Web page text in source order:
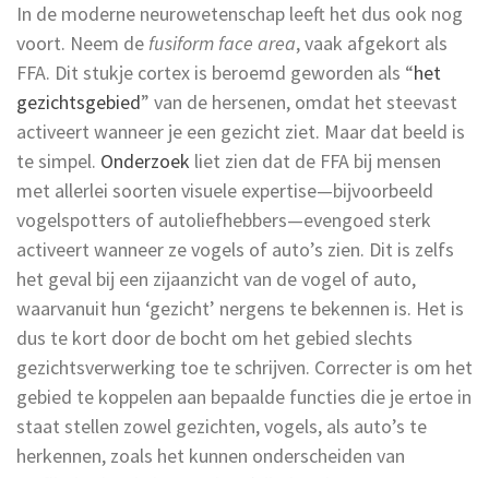
In de moderne neurowetenschap leeft het dus ook nog
voort. Neem de fusiform face area, vaak afgekort als
FFA. Dit stukje cortex is beroemd geworden als “het
gezichtsgebied” van de hersenen, omdat het steevast
activeert wanneer je een gezicht ziet. Maar dat beeld is
te simpel. Onderzoek liet zien dat de FFA bij mensen
met allerlei soorten visuele expertise—bijvoorbeeld
vogelspotters of autoliefhebbers—evengoed sterk
activeert wanneer ze vogels of auto’s zien. Dit is zelfs
het geval bij een zijaanzicht van de vogel of auto,
waarvanuit hun ‘gezicht’ nergens te bekennen is. Het is
dus te kort door de bocht om het gebied slechts
gezichtsverwerking toe te schrijven. Correcter is om het
gebied te koppelen aan bepaalde functies die je ertoe in
staat stellen zowel gezichten, vogels, als auto’s te
herkennen, zoals het kunnen onderscheiden van